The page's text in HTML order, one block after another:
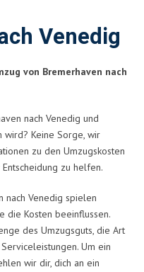
Venedig
von Bremerhaven nach
nach Venedig und
wird? Keine Sorge, wir
zu den Umzugskosten
zu helfen.
nach Venedig spielen
die Kosten beeinflussen.
des Umzugsguts, die Art
Um ein
wir dir, dich an ein